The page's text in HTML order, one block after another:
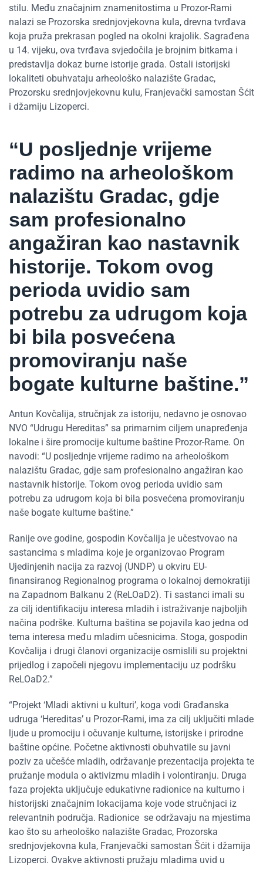
stilu. Među značajnim znamenitostima u Prozor-Rami
nalazi se Prozorska srednjovjekovna kula, drevna tvrđava
koja pruža prekrasan pogled na okolni krajolik. Sagrađena
u 14. vijeku, ova tvrđava svjedočila je brojnim bitkama i
predstavlja dokaz burne istorije grada. Ostali istorijski
lokaliteti obuhvataju arheološko nalazište Gradac,
Prozorsku srednjovjekovnu kulu, Franjevački samostan Šćit
i džamiju Lizoperci.
“U posljednje vrijeme
radimo na arheološkom
nalazištu Gradac, gdje
sam profesionalno
angažiran kao nastavnik
historije. Tokom ovog
perioda uvidio sam
potrebu za udrugom koja
bi bila posvećena
promoviranju naše
bogate kulturne baštine.”
Antun Kovčalija, stručnjak za istoriju, nedavno je osnovao
NVO “Udrugu Hereditas” sa primarnim ciljem unapređenja
lokalne i šire promocije kulturne baštine Prozor-Rame. On
navodi: “U posljednje vrijeme radimo na arheološkom
nalazištu Gradac, gdje sam profesionalno angažiran kao
nastavnik historije. Tokom ovog perioda uvidio sam
potrebu za udrugom koja bi bila posvećena promoviranju
naše bogate kulturne baštine.”
Ranije ove godine, gospodin Kovčalija je učestvovao na
sastancima s mladima koje je organizovao Program
Ujedinjenih nacija za razvoj (UNDP) u okviru EU-
finansiranog Regionalnog programa o lokalnoj demokratiji
na Zapadnom Balkanu 2 (ReLOaD2). Ti sastanci imali su
za cilj identifikaciju interesa mladih i istraživanje najboljih
načina podrške. Kulturna baština se pojavila kao jedna od
tema interesa među mladim učesnicima. Stoga, gospodin
Kovčalija i drugi članovi organizacije osmislili su projektni
prijedlog i započeli njegovu implementaciju uz podršku
ReLOaD2.”
“Projekt ‘Mladi aktivni u kulturi’, koga vodi Građanska
udruga ‘Hereditas’ u Prozor-Rami, ima za cilj uključiti mlade
ljude u promociju i očuvanje kulturne, istorijske i prirodne
baštine općine. Početne aktivnosti obuhvatile su javni
poziv za učešće mladih, održavanje prezentacija projekta te
pružanje modula o aktivizmu mladih i volontiranju. Druga
faza projekta uključuje edukativne radionice na kulturno i
historijski značajnim lokacijama koje vode stručnjaci iz
relevantnih područja. Radionice se održavaju na mjestima
kao što su arheološko nalazište Gradac, Prozorska
srednjovjekovna kula, Franjevački samostan Šćit i džamija
Lizoperci. Ovakve aktivnosti pružaju mladima uvid u